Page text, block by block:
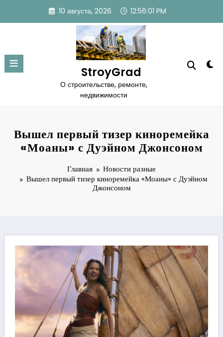
содержимому
10 августа, 2026 12:56:02 PM
StroyGrad
О строительстве, ремонте,
недвижимости
Вышел первый тизер киноремейка
«Моаны» с Дуэйном Джонсоном
Главная
Новости разные
Вышел первый тизер киноремейка «Моаны» с Дуэйном
Джонсоном